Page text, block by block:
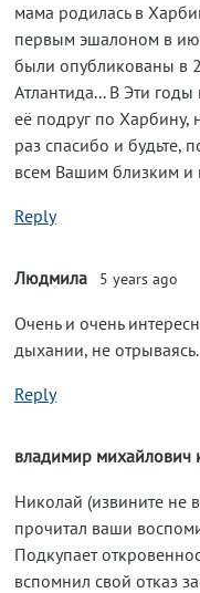
мама родилась в
первым эшалоном в
были опубликованы в
Атлантида... В Эти
её подруг по Харбину,
раз спасибо и будьте,
всем Вашим близким и
Reply
Людмила 5 years ago
Очень и очень
дыхании, не
Reply
владимир михайлович
Николай (извините не
прочитал ваши
Подкупает
вспомнил свой отказ